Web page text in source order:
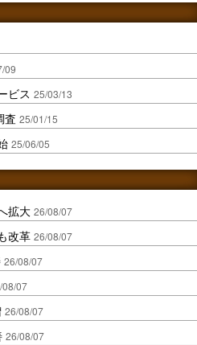
09
ビス 25/03/13
査 25/01/15
25/06/05
拡大 26/08/07
改革 26/08/07
26/08/07
08/07
26/08/07
26/08/07